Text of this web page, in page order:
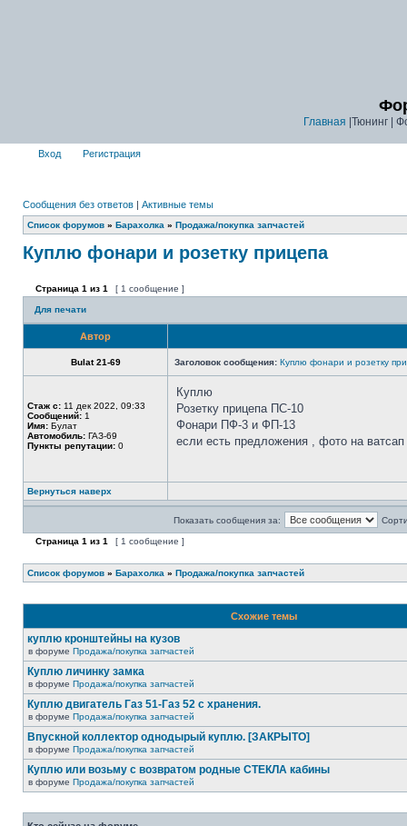
Главная |Тюнинг |
Вход Регистрация
Сообщения без ответов | Активные темы
Список форумов » Барахолка » Продажа/покупка запчастей
Куплю фонари и розетку прицепа
Страница 1 из 1 [ 1 сообщение ]
Для печати
Автор
Bulat 21-69 Заголовок сообщения: Куплю фонари и розетку
Стаж с: 11 дек 2022, 09:33
Сообщений: 1
Имя: Булат
Автомобиль: ГАЗ-69
Пункты репутации: 0
Куплю
Розетку прицепа ПС-10
Фонари ПФ-3 и ФП-13
если есть предложения , фото на ватсап
Вернуться наверх
Показать сообщения за:
Страница 1 из 1 [ 1 сообщение ]
Список форумов » Барахолка » Продажа/покупка запчастей
Схожие темы
куплю кронштейны на кузов
в форуме Продажа/покупка запчастей
Куплю личинку замка
в форуме Продажа/покупка запчастей
Куплю двигатель Газ 51-Газ 52 с хранения.
в форуме Продажа/покупка запчастей
Впускной коллектор однодырый куплю. [ЗАКРЫТО]
в форуме Продажа/покупка запчастей
Куплю или возьму с возвратом родные СТЕКЛА кабины
в форуме Продажа/покупка запчастей